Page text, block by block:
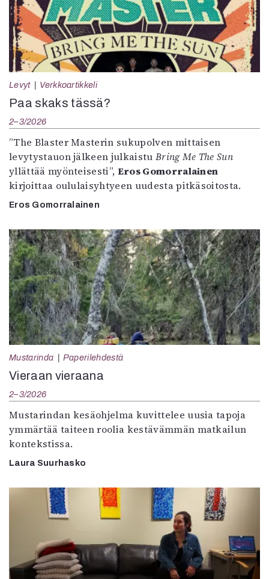
Levyt Verkkoartikkeli
Paa skaks tässä?
2–3/2026
”The Blaster Masterin sukupolven mittaisen
levytystauon jälkeen julkaistu Bring Me The Sun
yllättää myönteisesti”, Eros Gomorralainen
kirjoittaa oululaisyhtyeen uudesta pitkäsoitosta.
Eros Gomorralainen
Mustarinda Paperilehdestä
Vieraan vieraana
2–3/2026
Mustarindan kesäohjelma kuvittelee uusia tapoja
ymmärtää taiteen roolia kestävämmän matkailun
kontekstissa.
Laura Suurhasko